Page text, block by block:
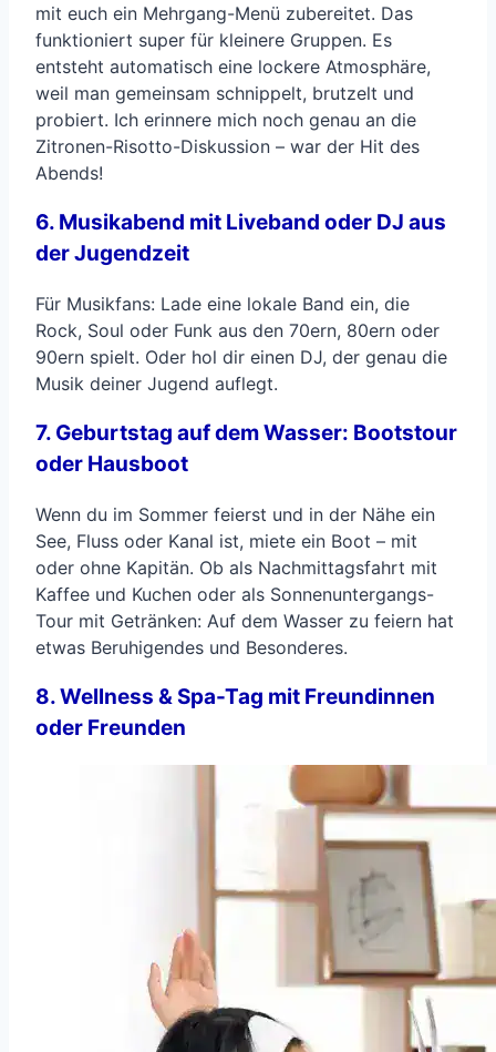
mit euch ein Mehrgang-Menü zubereitet. Das
funktioniert super für kleinere Gruppen. Es
entsteht automatisch eine lockere Atmosphäre,
weil man gemeinsam schnippelt, brutzelt und
probiert. Ich erinnere mich noch genau an die
Zitronen-Risotto-Diskussion – war der Hit des
Abends!
6. Musikabend mit Liveband oder DJ aus
der Jugendzeit
Für Musikfans: Lade eine lokale Band ein, die
Rock, Soul oder Funk aus den 70ern, 80ern oder
90ern spielt. Oder hol dir einen DJ, der genau die
Musik deiner Jugend auflegt.
7. Geburtstag auf dem Wasser: Bootstour
oder Hausboot
Wenn du im Sommer feierst und in der Nähe ein
See, Fluss oder Kanal ist, miete ein Boot – mit
oder ohne Kapitän. Ob als Nachmittagsfahrt mit
Kaffee und Kuchen oder als Sonnenuntergangs-
Tour mit Getränken: Auf dem Wasser zu feiern hat
etwas Beruhigendes und Besonderes.
8. Wellness & Spa-Tag mit Freundinnen
oder Freunden